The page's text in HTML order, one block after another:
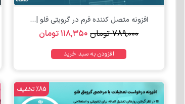
افزونه متصل کننده فرم در گرویتی فلو |...
۷۸۹,۰۰۰ تومان ۱۱۸,۳۵۰تومان
افزودن به سبد خرید
%85 تخفیف